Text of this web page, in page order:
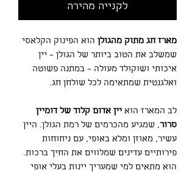
לקנייה מהירה
מארז חג מתוק מהגולן הוא הפינוק הקלאסי
שמשלב את הטוב ביותר של הגולן – יין
איכותי ושוקולד מעולה – במתנה פשוטה
ואלגנטית שמתאימה לכל שולחן חג.
לב המארז הוא יין אדום קלוד של דומיין
סרור, שמגיע מהכרמים של רמת הגולן. היין
עשיר, מאוזן ומלא באופי, עם ניחוחות
פירותיים עדינים שמלווים את החיך ברכות.
הוא מתאים למי שמעריך יינות בעלי אופי